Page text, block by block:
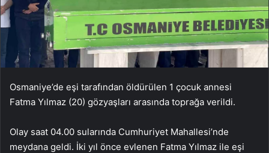
Osmaniye’de eşi tarafından öldürülen 1 çocuk annesi
Fatma Yılmaz (20) gözyaşları arasında toprağa verildi.
Olay saat 04.00 sularında Cumhuriyet Mahallesi’nde
meydana geldi. İki yıl önce evlenen Fatma Yılmaz ile eşi